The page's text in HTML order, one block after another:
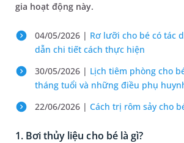
gia hoạt động này.
04/05/2026 | Rơ lưỡi cho bé có tác
dẫn chi tiết cách thực hiện
30/05/2026 | Lịch tiêm phòng cho
tháng tuổi và những điều phụ
22/06/2026 | Cách trị rôm sảy cho
1. Bơi thủy liệu cho bé là gì?